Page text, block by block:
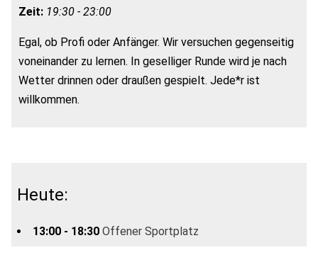
Zeit: 19:30 - 23:00
Egal, ob Profi oder Anfänger. Wir versuchen gegenseitig
voneinander zu lernen. In geselliger Runde wird je nach
Wetter drinnen oder draußen gespielt. Jede*r ist
willkommen.
Heute:
13:00 - 18:30 Offener Sportplatz